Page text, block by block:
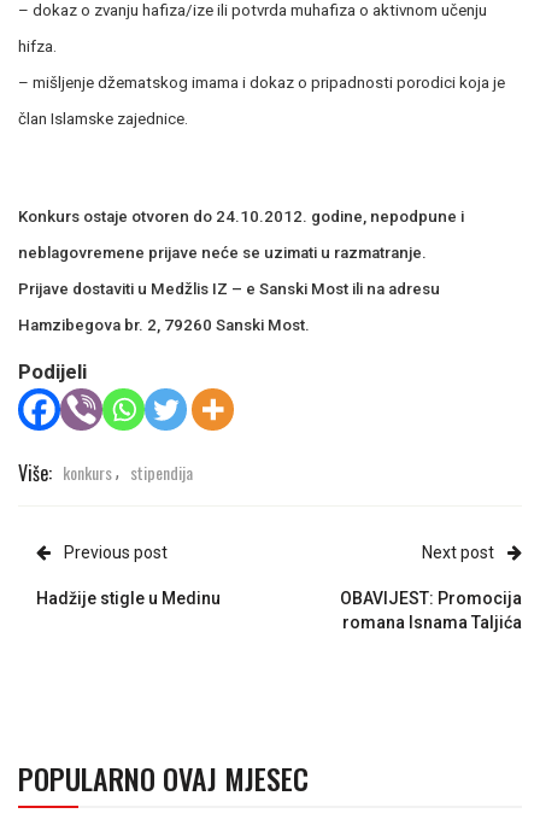
– dokaz o zvanju hafiza/ize ili potvrda muhafiza o aktivnom učenju
hifza.
– mišljenje džematskog imama i dokaz o pripadnosti porodici koja je
član Islamske zajednice.
Konkurs ostaje otvoren do 24.10.2012. godine, nepodpune i
neblagovremene prijave neće se uzimati u razmatranje.
Prijave dostaviti u Medžlis IZ – e Sanski Most ili na adresu
Hamzibegova br. 2, 79260 Sanski Most.
Podijeli
Više: konkurs, stipendija
Previous post
Hadžije stigle u Medinu
Next post
OBAVIJEST: Promocija
romana Isnama Taljića
POPULARNO OVAJ MJESEC